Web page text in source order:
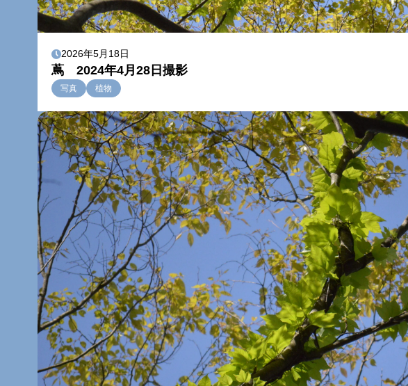
2026年5月18日
蔦 2024年4月28日撮影
写真 植物